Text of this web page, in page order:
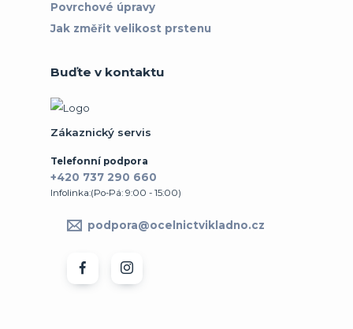
Povrchové úpravy
Jak změřit velikost prstenu
Buďte v kontaktu
Zákaznický servis
Telefonní podpora
+420 737 290 660
Infolinka:(Po-Pá: 9:00 - 15:00)
podpora@ocelnictvikladno.cz